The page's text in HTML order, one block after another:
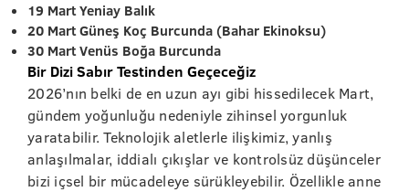
19 Mart Yeniay Balık
20 Mart Güneş Koç Burcunda (Bahar Ekinoksu)
30 Mart Venüs Boğa Burcunda
Bir Dizi Sabır Testinden Geçeceğiz
2026’nın belki de en uzun ayı gibi hissedilecek Mart,
gündem yoğunluğu nedeniyle zihinsel yorgunluk
yaratabilir. Teknolojik aletlerle ilişkimiz, yanlış
anlaşılmalar, iddialı çıkışlar ve kontrolsüz düşünceler
bizi içsel bir mücadeleye sürükleyebilir. Özellikle anne